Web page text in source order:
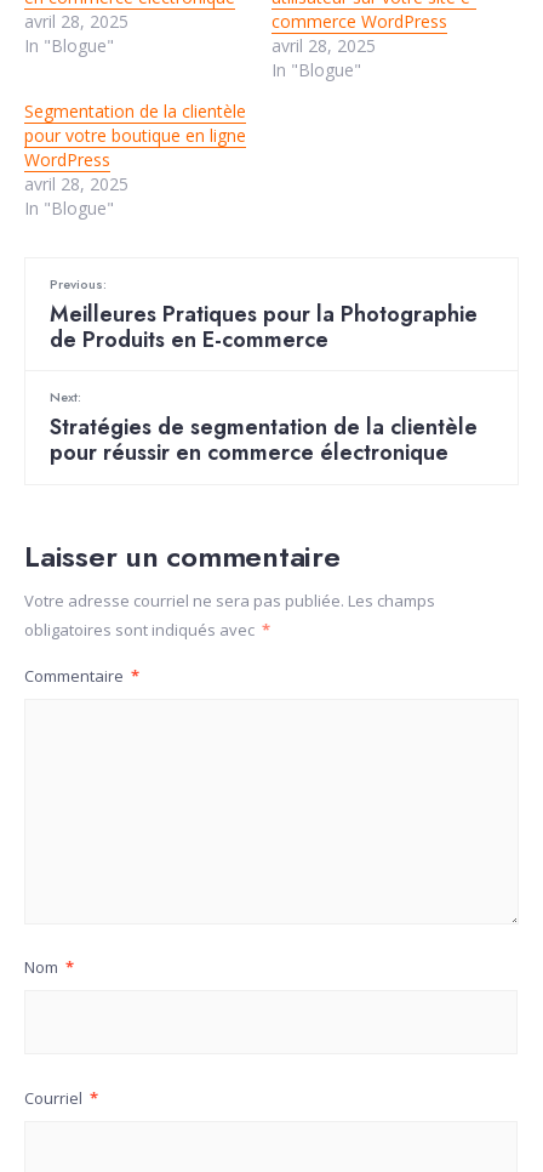
avril 28, 2025
In "Blogue"
commerce WordPress
avril 28, 2025
In "Blogue"
Segmentation de la clientèle
pour votre boutique en ligne
WordPress
avril 28, 2025
In "Blogue"
Previous:
Meilleures Pratiques pour la Photographie
de Produits en E-commerce
Next:
Stratégies de segmentation de la clientèle
pour réussir en commerce électronique
Laisser un commentaire
Votre adresse courriel ne sera pas publiée. Les champs
obligatoires sont indiqués avec *
Commentaire *
Nom *
Courriel *